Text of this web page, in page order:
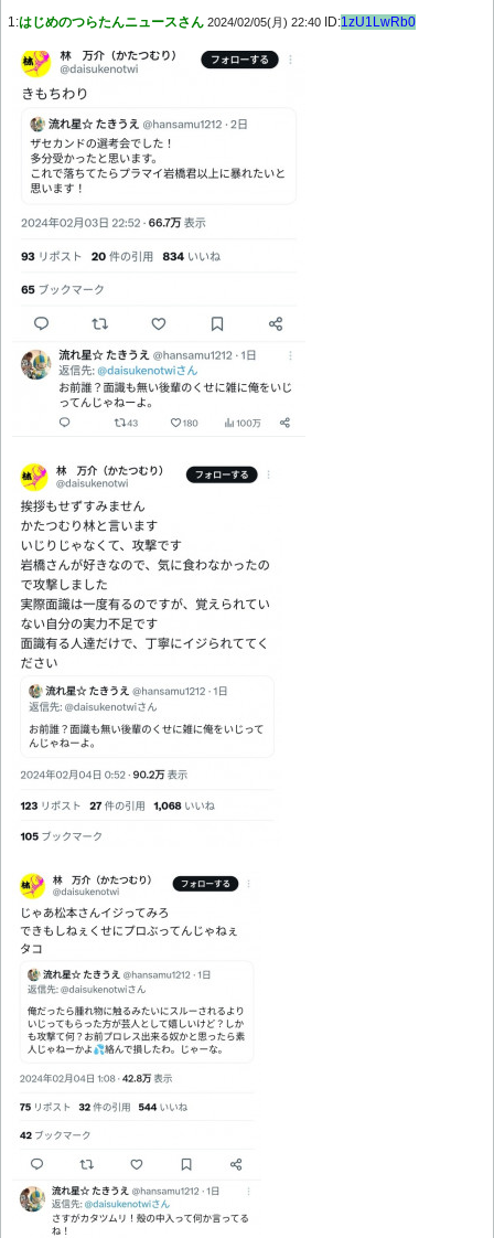
1:はじめのつらたんニュースさん 2024/02/05(月) 22:40 ID:1zU1LwRb0